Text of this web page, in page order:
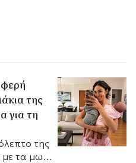
της
για τη
της
με τα μωρά